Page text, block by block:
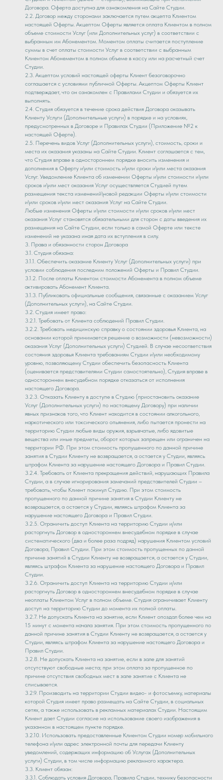
Договора. Оферта доступна для ознакомления на Сайте Студии.
2.2. Договор между сторонами заключается путем акцепта Клиентом
настоящей Оферты. Акцептом Оферты является оплата Клиентом в полном
объеме стоимости Услуг (или Дополнительных услуг) в соответствии с
выбранным им Абонементом. Моментом оплаты считается поступление
суммы в счет оплаты стоимости Услуг в соответствии с выбранным
Клиентом Абонементом в полном объеме в кассу или на расчетный счет
Студии.
2.3. Акцептом условий настоящей оферты Клиент безоговорочно
соглашается с условиями публичной Оферты. Акцептом Оферты Клиент
подтверждает, что он ознакомлен с Правилами Студии и обязуется их
выполнять.
2.4. Студия обязуется в течение срока действия Договора оказывать
Клиенту Услуги (Дополнительные услуги) в порядке и на условиях,
предусмотренных в Договоре и Правилах Студии (Приложение №2 к
настоящей Оферте).
2.5. Перечень видов Услуг (Дополнительных услуги), стоимость, сроки и
места их оказания указаны на Сайте Студии. Клиент соглашается с тем,
что Студия вправе в одностороннем порядке вносить изменения и
дополнения в Оферту и\или стоимость и\или сроки и\или места оказания
Услуг. Уведомление Клиента об изменении Оферты и\или стоимости и\или
сроков и\или мест оказания Услуг осуществляется Студией путем
размещения текста изменений\новой редакции Оферты и\или стоимости
и\или сроков и\или мест оказания Услуг на Сайте Студии.
Любые изменения Оферты и\или стоимости и\или сроков и\или мест
оказания Услуг становятся обязательными для сторон с даты введения их
размещения на Сайте Студии, если только в самой Оферте или тексте
изменений не указана иная дата их вступления в силу.
3. Права и обязанности сторон Договора
3.1. Студия обязана:
3.1.1. Обеспечить оказание Клиенту Услуг (Дополнительных услуги) при
условии соблюдения последним положений Оферты и Правил Студии.
3.1.2. После оплаты Клиентом стоимости Абонемента в полном объеме
активировать Абонемент Клиента.
3.1.3. Публиковать официальные сообщения, связанные с оказанием Услуг
(Дополнительных услуги), на Сайте Студии.
3.2. Студия имеет право:
3.2.1. Требовать от Клиента соблюдений Правил Студии.
3.2.2. Требовать медицинскую справку о состоянии здоровья Клиента, на
основании которой принимается решение о возможности (невозможности)
оказания Услуг (Дополнительных услуги) Студией. В случае несоответствия
состояния здоровья Клиента требованиям Студии и\или необходимому
уровню, позволяющему Студии обеспечить безопасность Клиента
(оценивается представителями Студии самостоятельно), Студия вправе в
одностороннем внесудебном порядке отказаться от исполнения
настоящего Договора.
3.2.3. Отказать Клиенту в доступе в Студию (приостановить оказание
Услуг (Дополнительных услуги) по настоящему Договору) при наличии
явных признаков того, что Клиент находится в состоянии алкогольного,
наркотического или токсического опьянения, либо пытается пронести на
территорию Студии любые виды оружия, взрывчатые, либо ядовитые
вещества или иные предметы, оборот которых запрещен или ограничен на
территории РФ. При этом стоимость пропущенного по данной причине
занятия в Студии Клиенту не возвращается, а остается у Студии, являясь
штрафом Клиента за нарушение настоящего Договора и Правил Студии.
3.2.4. Требовать от Клиента прекращения действий, нарушающих Правила
Студии, а в случае игнорирования замечаний представителей Студии –
требовать, чтобы Клиент покинул Студию. При этом стоимость
пропущенного по данной причине занятия в Студии Клиенту не
возвращается, а остается у Студии, являясь штрафом Клиента за
нарушение настоящего Договора и Правил Студии.
3.2.5. Ограничить доступ Клиента на территорию Студии и/или
расторгнуть Договор в одностороннем внесудебном порядке в случае
систематического (два и более раза подряд) нарушения Клиентом условий
Договора, Правил Студии. При этом стоимость пропущенных по данной
причине занятий в Студии Клиенту не возвращается, а остается у Студии,
являясь штрафом Клиента за нарушение настоящего Договора и Правил
Студии.
3.2.6. Ограничить доступ Клиента на территорию Студии и/или
расторгнуть Договор в одностороннем внесудебном порядке в случае
неоплаты Клиентом Услуг в полном объеме. Студия ограничивает Клиенту
доступ на территорию Студии до момента их полной оплаты.
3.2.7. Не допускать Клиента на занятие, если Клиент опоздал более чем на
15 минут с момента начала занятия. При этом стоимость пропущенного по
данной причине занятия в Студии Клиенту не возвращается, а остается у
Студии, являясь штрафом Клиента за нарушение настоящего Договора и
Правил Студии.
3.2.8. Не допускать Клиента на занятие, если в зале для занятий
отсутствуют свободные места; при этом оплата за пропущенное по
причине отсутствия свободных мест в зале занятие с Клиента не
списывается.
3.2.9. Производить на территории Студии видео- и фотосъемку, материалы
которой Студия имеет право размещать на Сайте Студии, в социальных
сетях, а также использовать в рекламных материалах Студии. Настоящим
Клиент дает Студии согласие на использование своего изображения в
указанном в настоящем пункте порядке.
3.2.10. Использовать предоставленные Клиентом Студии номер мобильного
телефона и\или адрес электронной почты для передачи Клиенту
уведомлений, содержащих информацию об Услугах (Дополнительных
услуги) Студии, в том числе информацию рекламного характера.
3.3. Клиент обязан:
3.3.1. Соблюдать условия Договора, Правила Студии, технику безопасности